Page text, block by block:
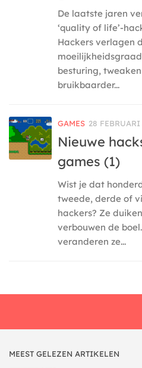
De laatste jaren
‘quality of life’-
Hackers verlagen
besturing,
bruikbaarder...
GAMES 28 FEBRUARI
Nieuwe
games (1)
Wist je dat
tweede, derde of
hackers? Ze
verbouwen de
veranderen ze...
MEEST GELEZEN ARTIKELEN